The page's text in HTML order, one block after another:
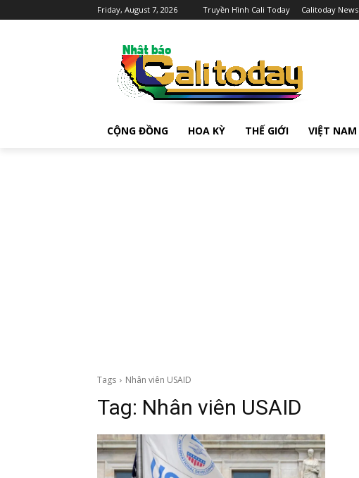
Friday, August 7, 2026 Truyền Hình Cali Today Calitoday News
CỘNG ĐỒNG HOA KỲ THẾ GIỚI VIỆT NAM
Tags Nhân viên USAID
Tag: Nhân viên USAID